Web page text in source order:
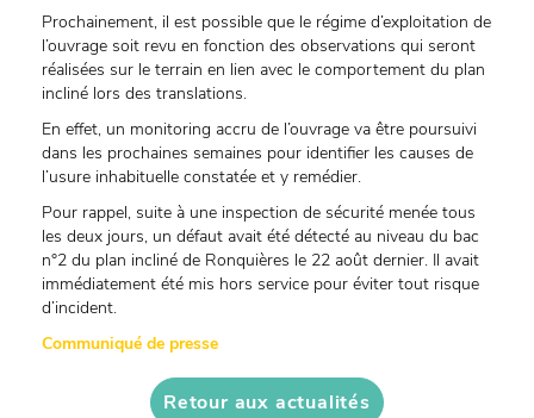
Prochainement, il est possible que le régime d’exploitation de
l’ouvrage soit revu en fonction des observations qui seront
réalisées sur le terrain en lien avec le comportement du plan
incliné lors des translations.
En effet, un monitoring accru de l’ouvrage va être poursuivi
dans les prochaines semaines pour identifier les causes de
l’usure inhabituelle constatée et y remédier.
Pour rappel, suite à une inspection de sécurité menée tous
les deux jours, un défaut avait été détecté au niveau du bac
n°2 du plan incliné de Ronquières le 22 août dernier. Il avait
immédiatement été mis hors service pour éviter tout risque
d’incident.
Communiqué de presse
Retour aux actualités